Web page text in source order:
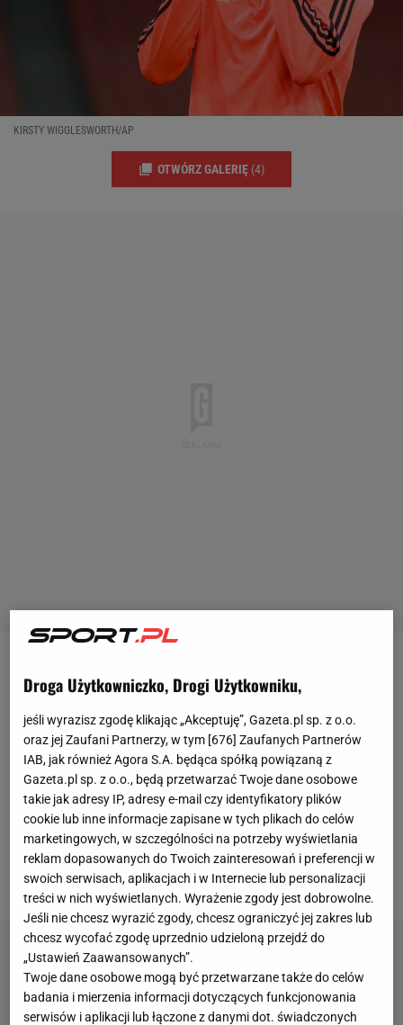
KIRSTY WIGGLESWORTH/AP
OTWÓRZ GALERIĘ (4)
Lewandowskiegonie słabnie i niemal każdy gest
polskiegonapastnika wzbudza zainteresowanie
niemieckich mediów i kibiców . Podobnie było po
zakończeniu sobotniego starcia, w którym Mainz
pokonałoBayern Monachiumaż 3:1. Jedyne
trafienie dlaBawarczykówzdobył właśnie
reprezentant Polski, lecz dziennikarze zwrócili
głównie uwagę na jego pomeczowe zachowanie.
Droga Użytkowniczko, Drogi Użytkowniku,
jeśli wyrazisz zgodę klikając „Akceptuję”, Gazeta.pl sp. z o.o.
oraz jej Zaufani Partnerzy, w tym [676] Zaufanych Partnerów
IAB, jak również Agora S.A. będąca spółką powiązaną z
Gazeta.pl sp. z o.o., będą przetwarzać Twoje dane osobowe
takie jak adresy IP, adresy e-mail czy identyfikatory plików
cookie lub inne informacje zapisane w tych plikach do celów
marketingowych, w szczególności na potrzeby wyświetlania
reklam dopasowanych do Twoich zainteresowań i preferencji w
swoich serwisach, aplikacjach i w Internecie lub personalizacji
treści w nich wyświetlanych. Wyrażenie zgody jest dobrowolne.
Jeśli nie chcesz wyrazić zgody, chcesz ograniczyć jej zakres lub
chcesz wycofać zgodę uprzednio udzieloną przejdź do
„Ustawień Zaawansowanych”.
Twoje dane osobowe mogą być przetwarzane także do celów
badania i mierzenia informacji dotyczących funkcjonowania
serwisów i aplikacji lub łączone z danymi dot. świadczonych